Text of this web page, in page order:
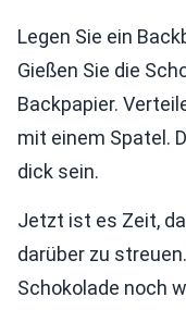
Legen Sie ein
Gießen Sie die
Backpapier.
mit einem Spatel.
dick sein.
Jetzt ist es Zeit,
darüber zu
Schokolade noch